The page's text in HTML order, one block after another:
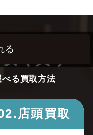
る
べる買取方法
店頭買取